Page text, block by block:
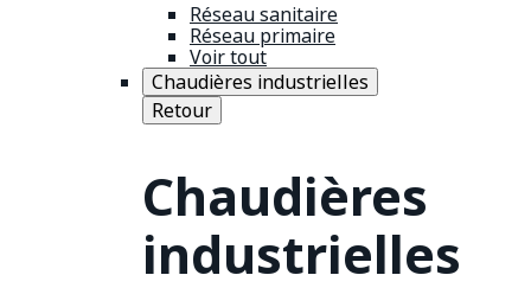
Réseau sanitaire
Réseau primaire
Voir tout
Chaudières industrielles
Retour
Chaudières
industrielles